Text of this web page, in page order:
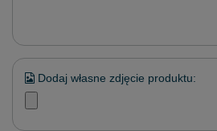
Dodaj własne zdjęcie produktu: